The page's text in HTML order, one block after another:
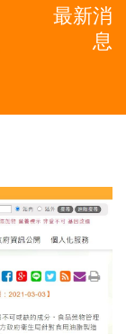
最新消
息